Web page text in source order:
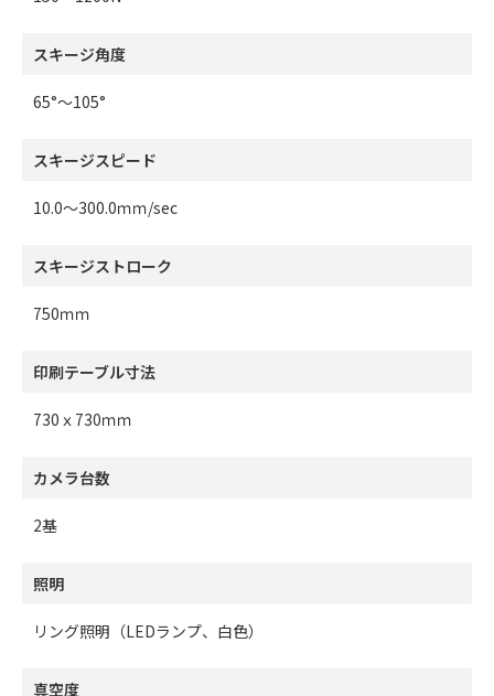
スキージ角度
65°～105°
スキージスピード
10.0～300.0ｍｍ/sec
スキージストローク
750ｍｍ
印刷テーブル寸法
730ｘ730ｍｍ
カメラ台数
2基
照明
リング照明（LEDランプ、白色）
真空度